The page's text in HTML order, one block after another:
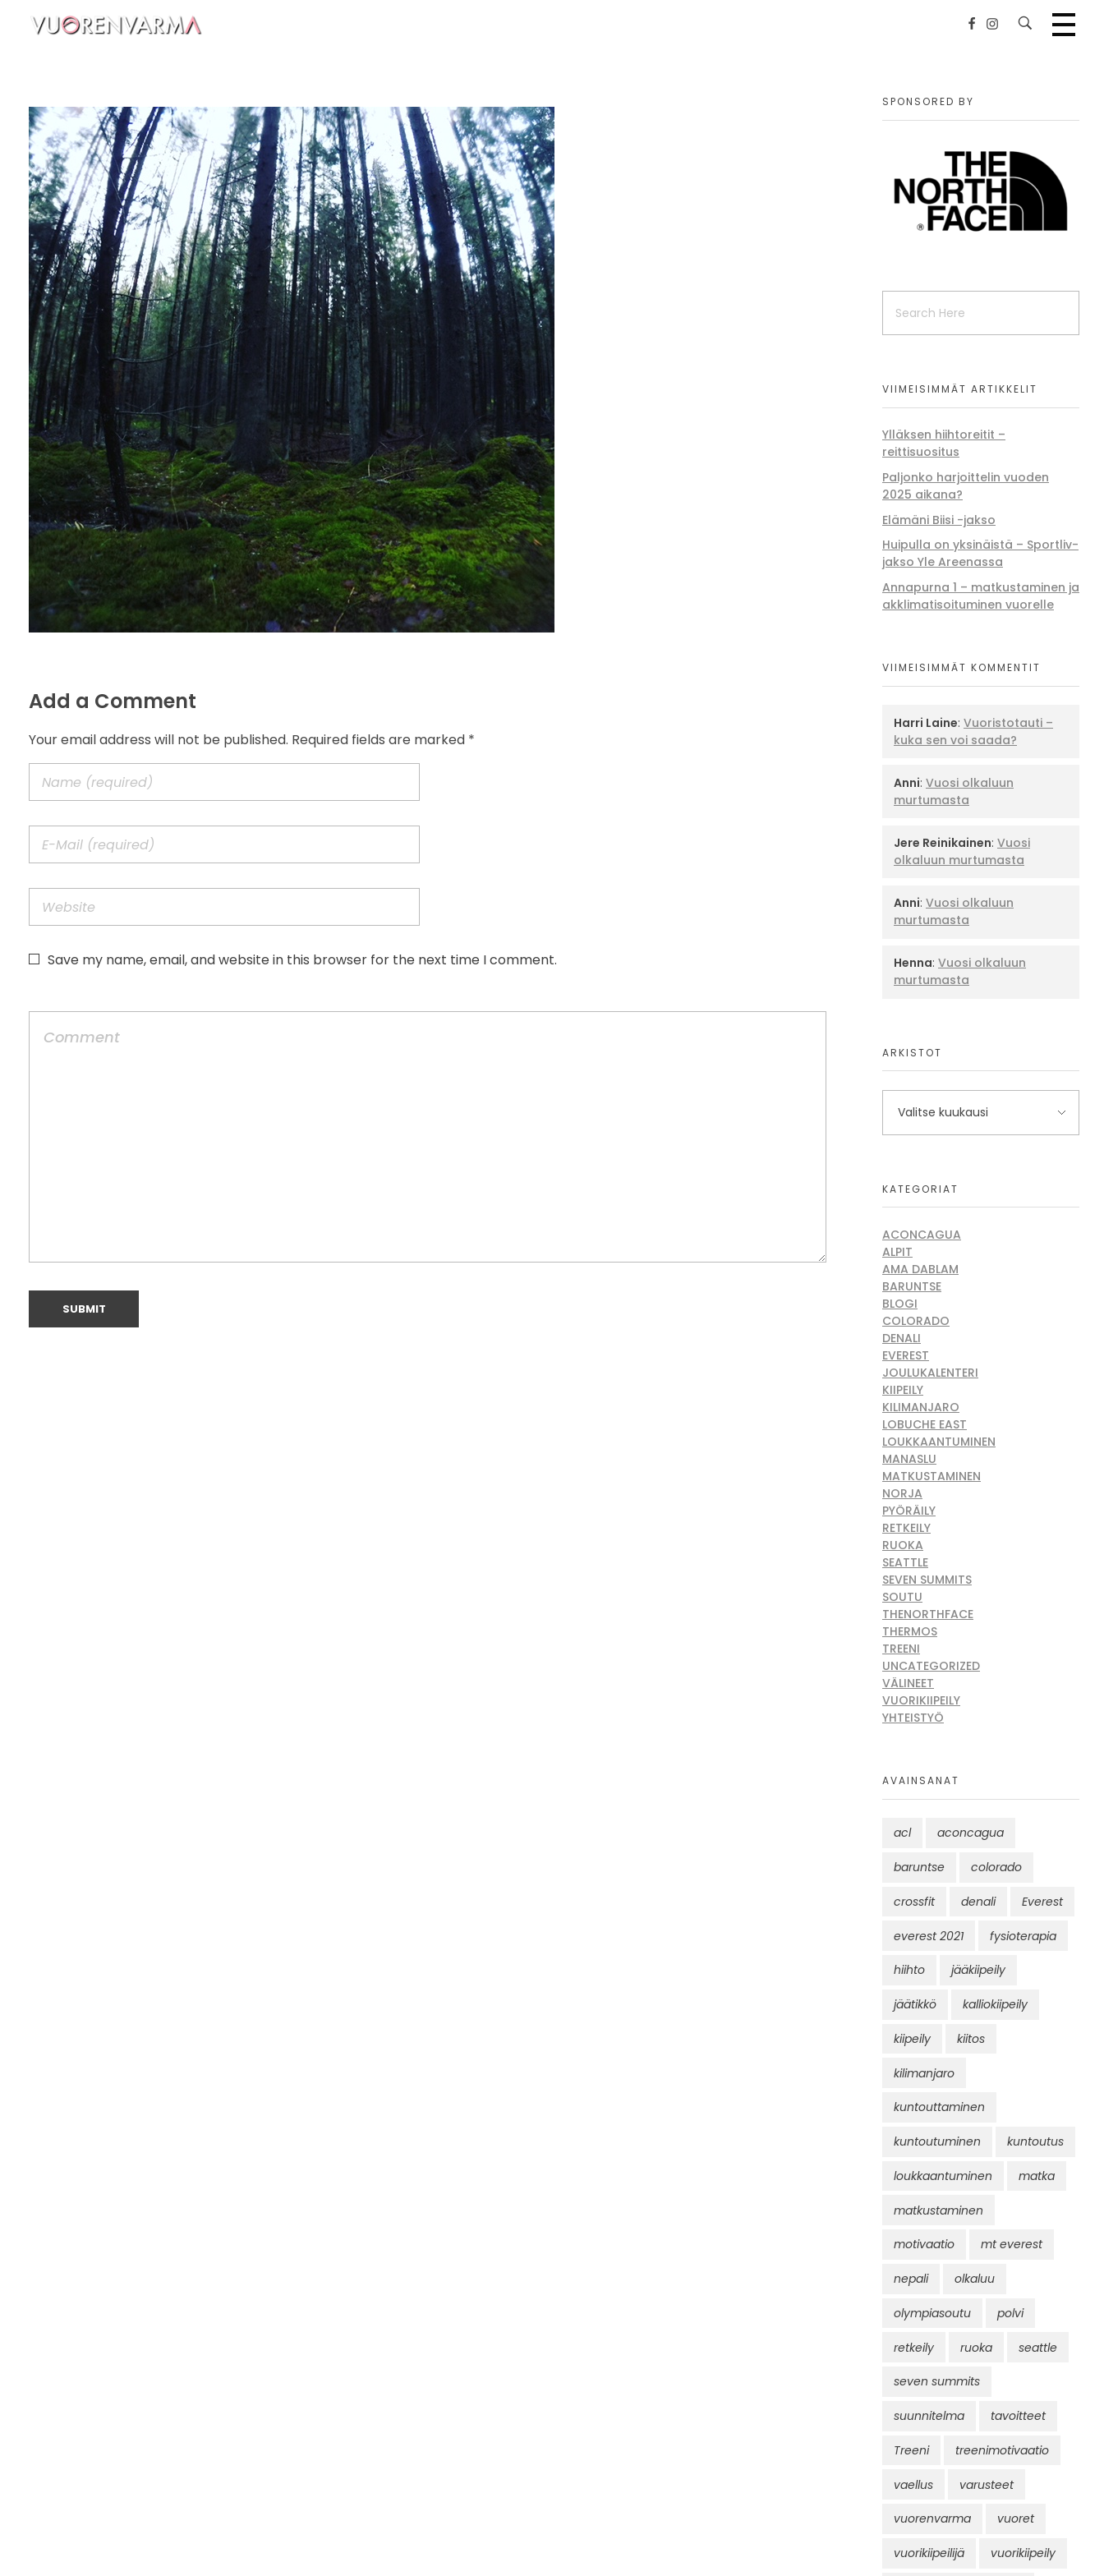
Add a Comment
Your email address will not be published. Required fields are marked *
Save my name, email, and website in this browser for the next time I comment.
SPONSORED BY
VIIMEISIMMÄT ARTIKKELIT
Ylläksen hiihtoreitit –
reittisuositus
Paljonko harjoittelin vuoden
2025 aikana?
Elämäni Biisi -jakso
Huipulla on yksinäistä – Sportliv-
jakso Yle Areenassa
Annapurna 1 – matkustaminen ja
akklimatisoituminen vuorelle
VIIMEISIMMÄT KOMMENTIT
Harri Laine: Vuoristotauti –
kuka sen voi saada?
Anni: Vuosi olkaluun
murtumasta
Jere Reinikainen: Vuosi
olkaluun murtumasta
Anni: Vuosi olkaluun
murtumasta
Henna: Vuosi olkaluun
murtumasta
ARKISTOT
KATEGORIAT
ACONCAGUA
ALPIT
AMA DABLAM
BARUNTSE
BLOGI
COLORADO
DENALI
EVEREST
JOULUKALENTERI
KIIPEILY
KILIMANJARO
LOBUCHE EAST
LOUKKAANTUMINEN
MANASLU
MATKUSTAMINEN
NORJA
PYÖRÄILY
RETKEILY
RUOKA
SEATTLE
SEVEN SUMMITS
SOUTU
THENORTHFACE
THERMOS
TREENI
UNCATEGORIZED
VÄLINEET
VUORIKIIPEILY
YHTEISTYÖ
AVAINSANAT
acl aconcagua
baruntse colorado
crossfit denali Everest
everest 2021 fysioterapia
hiihto jääkiipeily
jäätikkö kalliokiipeily
kiipeily kiitos
kilimanjaro
kuntouttaminen
kuntoutuminen kuntoutus
loukkaantuminen matka
matkustaminen
motivaatio mt everest
nepali olkaluu
olympiasoutu polvi
retkeily ruoka seattle
seven summits
suunnitelma tavoitteet
Treeni treenimotivaatio
vaellus varusteet
vuorenvarma vuoret
vuorikiipeilijä vuorikiipeily